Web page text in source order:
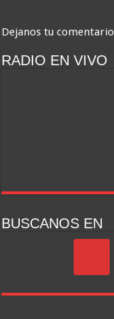
Dejanos tu comentario
RADIO EN VIVO
BUSCANOS EN